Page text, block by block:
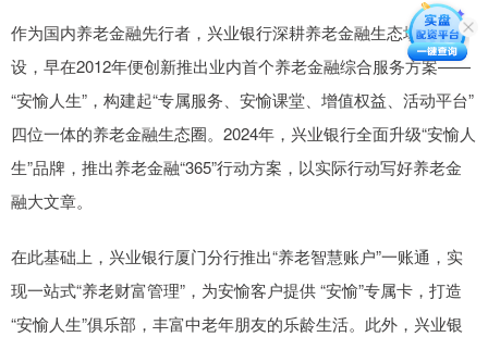
作为国内养老金融先行者，兴业银行深耕养老金融生态场景建
设，早在2012年便创新推出业内首个养老金融综合服务方案——
“安愉人生”，构建起“专属服务、安愉课堂、增值权益、活动平台”
四位一体的养老金融生态圈。2024年，兴业银行全面升级“安愉人
生”品牌，推出养老金融“365”行动方案，以实际行动写好养老金
融大文章。
在此基础上，兴业银行厦门分行推出“养老智慧账户”一账通，实
现一站式“养老财富管理”，为安愉客户提供 “安愉”专属卡，打造
“安愉人生”俱乐部，丰富中老年朋友的乐龄生活。此外，兴业银